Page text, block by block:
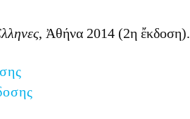
, Ἀθήνα 2014 (2η ἔκδοση).